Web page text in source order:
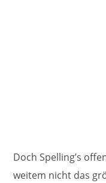
Doch Spelling’s
weitem nicht das